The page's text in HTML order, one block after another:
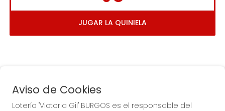
JUGAR LA QUINIELA
Aviso de Cookies
Lotería "Victoria Gil" BURGOS es el responsable del